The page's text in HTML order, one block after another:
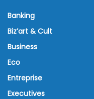
Banking
Biz’art & Cult
Business
Eco
Entreprise
Executives